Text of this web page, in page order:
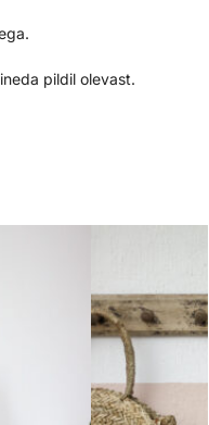
pildil olevast.